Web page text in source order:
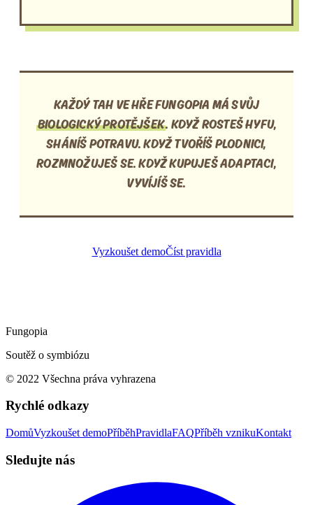
KAŽDÝ TAH VE HŘE FUNGOPIA MÁ SVŮJ
BIOLOGICKÝ PROTĚJŠEK. KDYŽ ROSTEŠ HYFU,
SHÁNÍŠ POTRAVU. KDYŽ TVOŘÍŠ PLODNICI,
ROZMNOŽUJEŠ SE. KDYŽ KUPUJEŠ ADAPTACI,
VYVÍJÍŠ SE.
Vyzkoušet demoČíst pravidla
Fungopia
Soutěž o symbiózu
© 2022 Všechna práva vyhrazena
Rychlé odkazy
DomůVyzkoušet demoPříběhPravidlaFAQPříběh vznikuKontakt
Sledujte nás